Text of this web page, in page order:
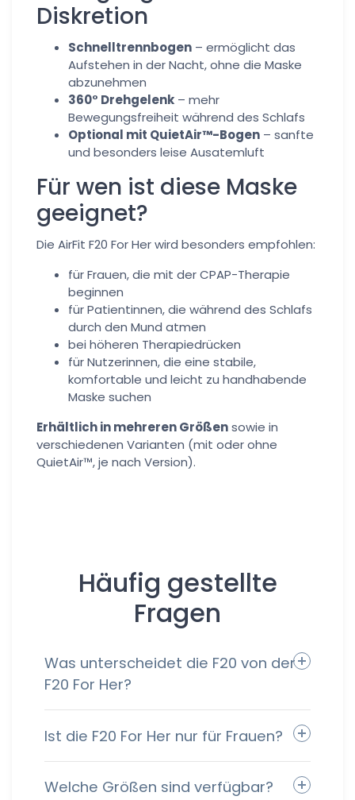
Diskretion
Schnelltrennbogen – ermöglicht das
Aufstehen in der Nacht, ohne die Maske
abzunehmen
360° Drehgelenk – mehr
Bewegungsfreiheit während des Schlafs
Optional mit QuietAir™-Bogen – sanfte
und besonders leise Ausatemluft
Für wen ist diese Maske
geeignet?
Die AirFit F20 For Her wird besonders empfohlen:
für Frauen, die mit der CPAP-Therapie
beginnen
für Patientinnen, die während des Schlafs
durch den Mund atmen
bei höheren Therapiedrücken
für Nutzerinnen, die eine stabile,
komfortable und leicht zu handhabende
Maske suchen
Erhältlich in mehreren Größensowie in
verschiedenen Varianten (mit oder ohne
QuietAir™, je nach Version).
Häufig gestellte
Fragen
Was unterscheidet die F20 von der
F20 For Her?
Ist die F20 For Her nur für Frauen?
Welche Größen sind verfügbar?